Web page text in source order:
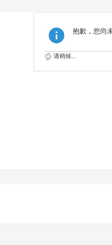
抱歉，您尚
请稍候...